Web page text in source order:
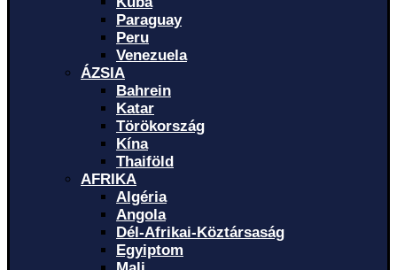
Paraguay
Peru
Venezuela
ÁZSIA
Bahrein
Katar
Törökország
Kína
Thaiföld
AFRIKA
Algéria
Angola
Dél-Afrikai-Köztársaság
Egyiptom